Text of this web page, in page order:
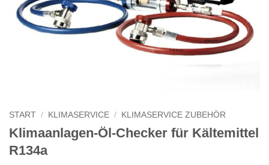
START / KLIMASERVICE / KLIMASERVICE ZUBEHÖR
Klimaanlagen-Öl-Checker für Kältemittel
R134a